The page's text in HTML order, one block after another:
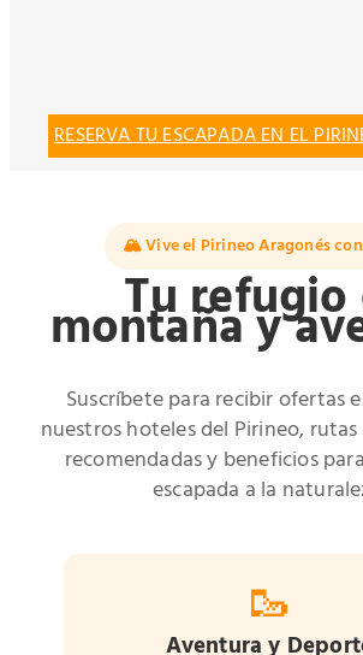
RESERVA TU ESCAPADA EN EL
🏔️ Vive el Pirineo Aragonés
Tu refugio
montaña y
Suscríbete para recibir ofertas
nuestros hoteles del Pirineo,
recomendadas y beneficios
escapada a la
🥾
Aventura y